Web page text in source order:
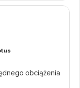
obciążenia